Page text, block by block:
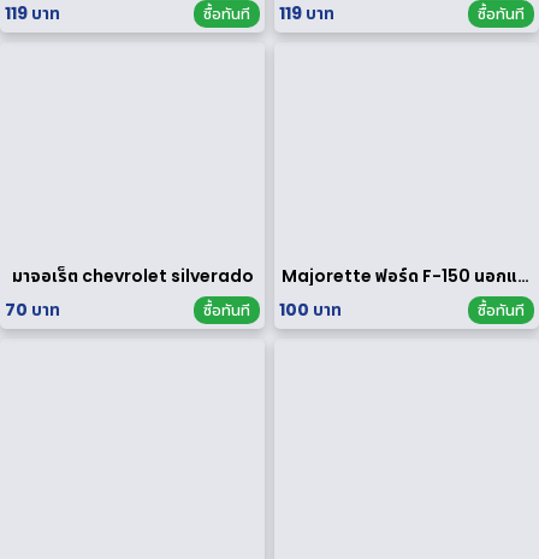
119 บาท
ซื้อทันที
119 บาท
ซื้อทันที
มาจอเร็ต chevrolet silverado
70 บาท
ซื้อทันที
Majorette ฟอร์ด F-150 นอกแพค
100 บาท
ซื้อทันที